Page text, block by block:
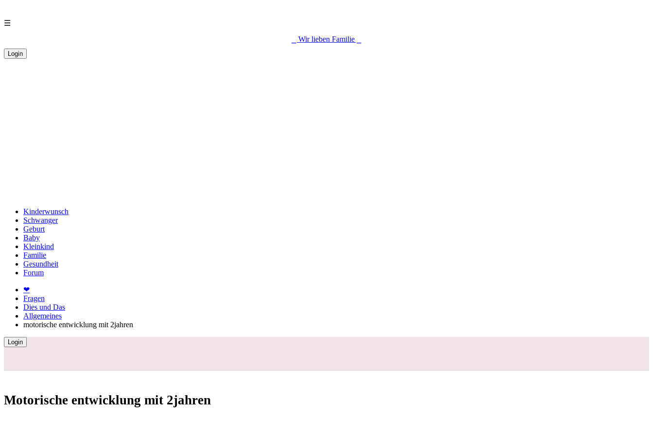
☰
⎯ Wir lieben Familie ⎯
Login
Kinderwunsch
Schwanger
Geburt
Baby
Kleinkind
Familie
Gesundheit
Forum
❤
Fragen
Dies und Das
Allgemeines
motorische entwicklung mit 2jahren
Login
Motorische entwicklung mit 2jahren